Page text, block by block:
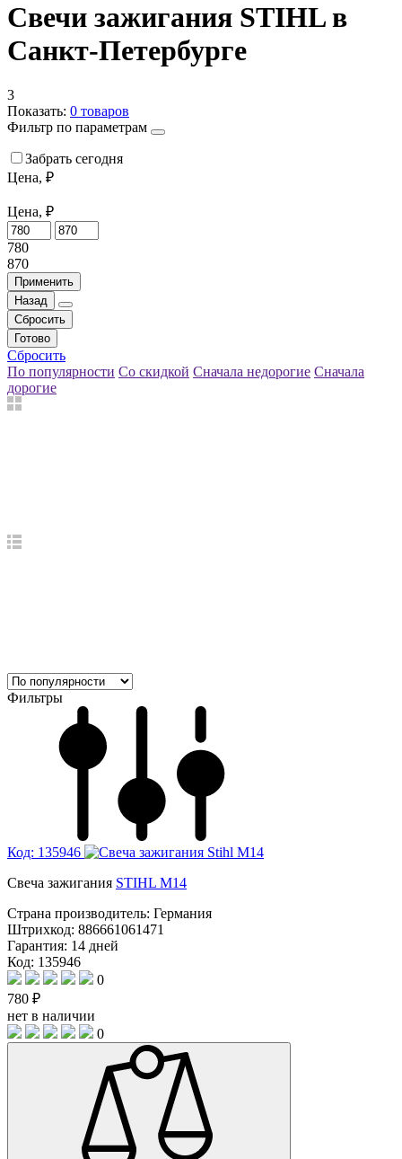
Свечи зажигания STIHL в
Санкт-Петербурге
3
Показать: 0 товаров
Фильтр по параметрам
Забрать сегодня
Цена, ₽
Цена, ₽
780
870
Применить
Назад
Сбросить
Готово
Сбросить
По популярности Со скидкой Сначала недорогие Сначала
дорогие
Фильтры
Код: 135946
Свеча зажигания STIHL M14
Страна производитель: Германия
Штрихкод: 886661061471
Гарантия: 14 дней
Код: 135946
0
780 ₽
нет в наличии
0